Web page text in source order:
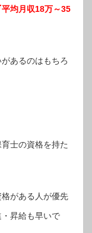
平均月収18万～35
あるのはもちろ
士の資格を持た
がある人が優先
昇給も早いで